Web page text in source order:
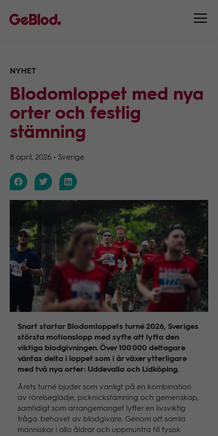
NYHET
Blodomloppet med nya
orter och festlig
stämning
8 april, 2026 • Sverige
Snart startar Blodomloppets turné 2026, Sveriges
största motionslopp med syfte att lyfta den
viktiga blodgivningen. Över 100 000 deltagare
väntas delta i loppet som i år växer ytterligare
med två nya orter: Uddevalla och Lidköping.
Årets turné bjuder som vanligt på en kombination
av rörelseglädje, picknickstämning och gemenskap,
samtidigt som arrangemanget lyfter en livsviktig
fråga: behovet av blodgivare. Genom att samla
människor i alla åldrar och uppmuntra till fysisk